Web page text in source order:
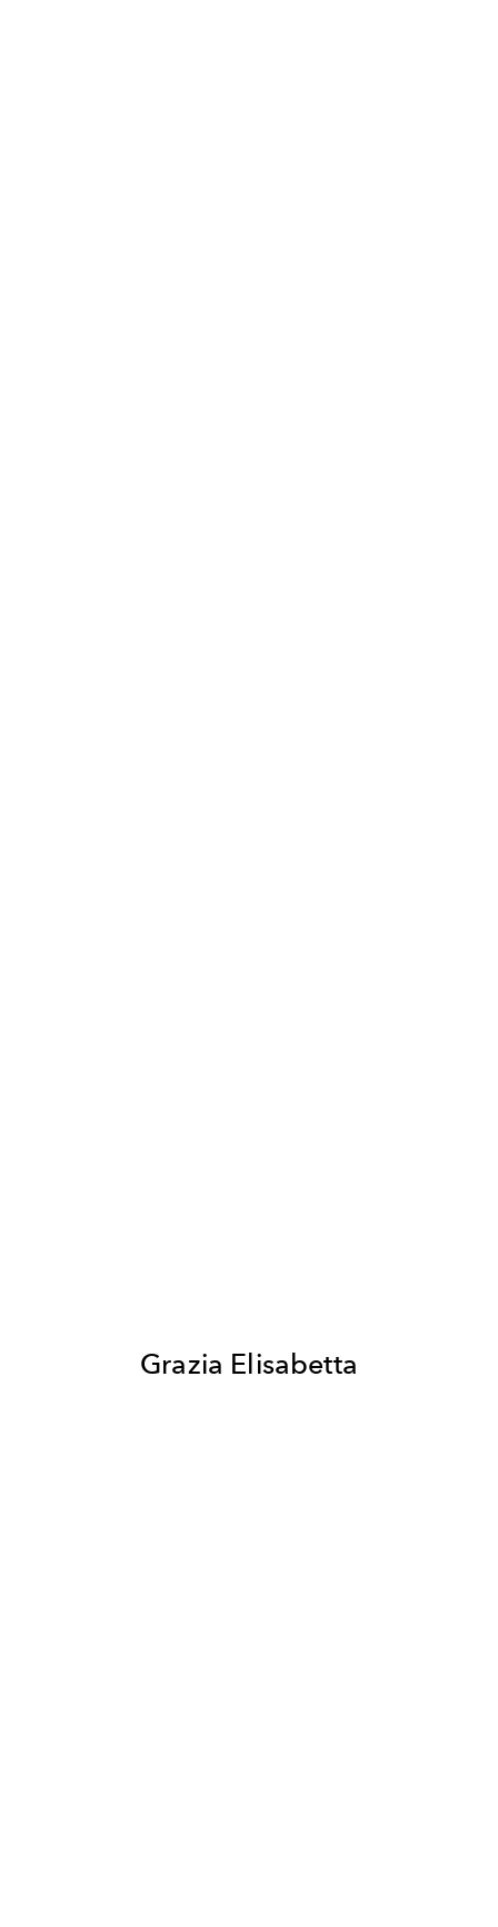
Grazia Elisabetta